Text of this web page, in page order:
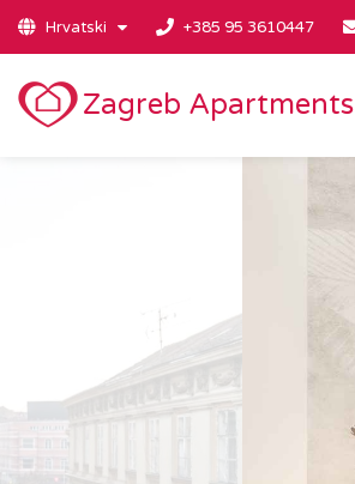
Hrvatski +385 95 3610447
Zagreb Apartments